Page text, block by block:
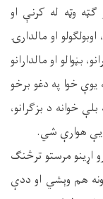
وټه له کرنې او
او مالدارۍ
او مالدارانو
خوا په دغو برخو
خوانه د بزګرانو،
یې هوارې شي.
اړینو مرستو ترڅنګ
هم وېشي او ددې